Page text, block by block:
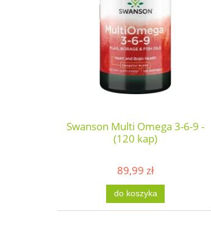
Swanson Multi Omega 3-6-9 -
(120 kap)
89,99 zł
do koszyka